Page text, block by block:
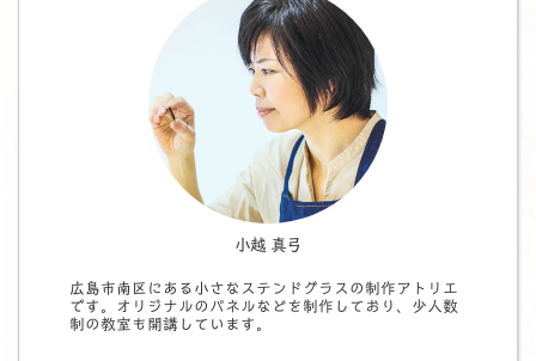
小越 真弓
広島市南区にある小さなステンドグラスの制作アトリエ
です。オリジナルのパネルなどを制作しており、少人数
制の教室も開講しています。